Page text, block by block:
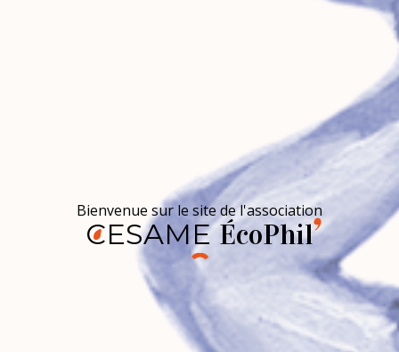
Bienvenue sur le site de l'association
CESAME ÉcoPhil